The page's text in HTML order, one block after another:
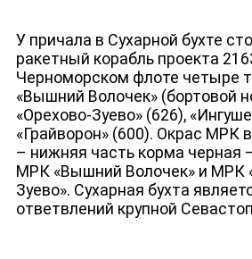
У причала в Сухарной бухте
ракетный корабль проекта
Черноморском флоте четыре
«Вышний Волочек» (бортовой
«Орехово-Зуево» (626),
«Грайворон» (600). Окрас МРК
– нижняя часть корма черная
МРК «Вышний Волочек» и МРК
Зуево». Сухарная бухта
ответвлений крупной